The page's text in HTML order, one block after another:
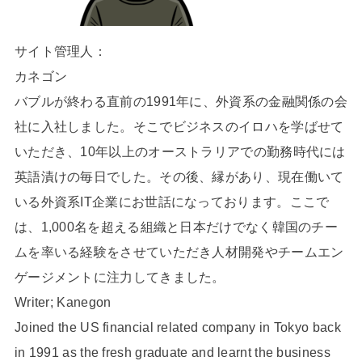
サイト管理人：
カネゴン
バブルが終わる直前の1991年に、外資系の金融関係の会
社に入社しました。そこでビジネスのイロハを学ばせて
いただき、10年以上のオーストラリアでの勤務時代には
英語漬けの毎日でした。その後、縁があり、現在働いて
いる外資系IT企業にお世話になっております。ここで
は、1,000名を超える組織と日本だけでなく韓国のチー
ムを率いる経験をさせていただき人材開発やチームエン
ゲージメントに注力してきました。
Writer; Kanegon
Joined the US financial related company in Tokyo back
in 1991 as the fresh graduate and learnt the business